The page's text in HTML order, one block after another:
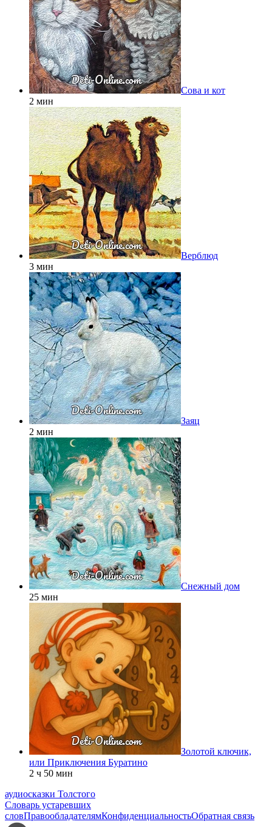
Сова и кот
2 мин
Верблюд
3 мин
Заяц
2 мин
Снежный дом
25 мин
Золотой ключик,
или Приключения Буратино
2 ч 50 мин
аудиосказки Толстого
Словарь устаревших
словПравообладателямКонфиденциальностьОбратная связь